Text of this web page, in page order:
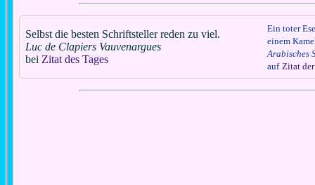
Selbst die besten Schriftsteller reden zu viel.
Luc de Clapiers Vauvenargues
bei Zitat des Tages
Ein toter
einem
Arabisches
auf Zitat